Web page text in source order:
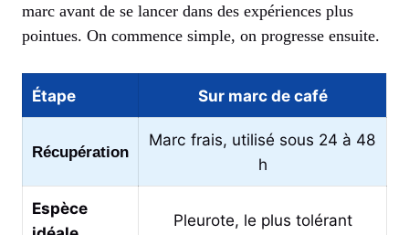
marc avant de se lancer dans des expériences plus
pointues. On commence simple, on progresse ensuite.
Étape Sur marc de café
Récupération
Marc frais, utilisé sous 24 à 48
h
Espèce
Pleurote, le plus tolérant